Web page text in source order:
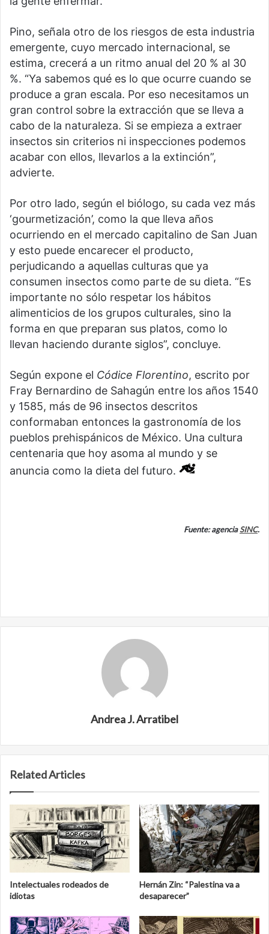
Pino, señala otro de los riesgos de esta industria
emergente, cuyo mercado internacional, se
estima, crecerá a un ritmo anual del 20 % al 30
%. “Ya sabemos qué es lo que ocurre cuando se
produce a gran escala. Por eso necesitamos un
gran control sobre la extracción que se lleva a
cabo de la naturaleza. Si se empieza a extraer
insectos sin criterios ni inspecciones podemos
acabar con ellos, llevarlos a la extinción”,
advierte.
Por otro lado, según el biólogo, su cada vez más
‘gourmetización’, como la que lleva años
ocurriendo en el mercado capitalino de San Juan
y esto puede encarecer el producto,
perjudicando a aquellas culturas que ya
consumen insectos como parte de su dieta. “Es
importante no sólo respetar los hábitos
alimenticios de los grupos culturales, sino la
forma en que preparan sus platos, como lo
llevan haciendo durante siglos”, concluye.
Según expone el Códice Florentino, escrito por
Fray Bernardino de Sahagún entre los años 1540
y 1585, más de 96 insectos descritos
conformaban entonces la gastronomía de los
pueblos prehispánicos de México. Una cultura
centenaria que hoy asoma al mundo y se
anuncia como la dieta del futuro.
Fuente: agenciaSINC.
Andrea J. Arratibel
Related Articles
Intelectuales rodeados de
idiotas
Hernán Zin: “Palestina va a
desaparecer”